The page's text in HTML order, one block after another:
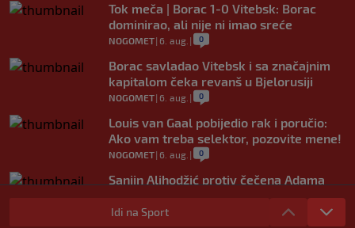
Tok meča | Borac 1-0 Vitebsk: Borac
dominirao, ali nije ni imao sreće
NOGOMET| 6. aug. | 0
Borac savladao Vitebsk i sa značajnim
kapitalom čeka revanš u Bjelorusiji
NOGOMET| 6. aug. | 0
Louis van Gaal pobijedio rak i poručio:
Ako vam treba selektor, pozovite mene!
NOGOMET| 6. aug. | 0
Sanjin Alihodžić protiv čečena Adama
Tadushaeva – borba za WAKO PRO titulu
OSTALI SPORTOVI
Idi na Sport